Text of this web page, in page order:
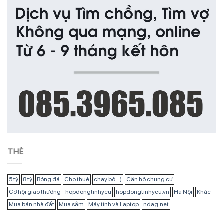
THẺ
5 tỷ 8 tỷ Bóng đá Cho thuê chạy bộ...)
Căn hộ chung cư
Cơ hội giao thương
hopdongtinhyeu hopdongtinhyeu.vn Hà Nội
Khác
Mua bán nhà đất
Mua sắm Máy tính và Laptop
ndag.net